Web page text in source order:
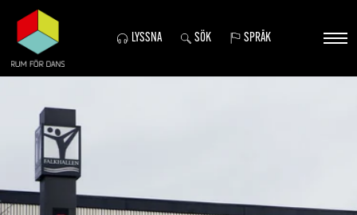
LYSSNA SÖK SPRÅK